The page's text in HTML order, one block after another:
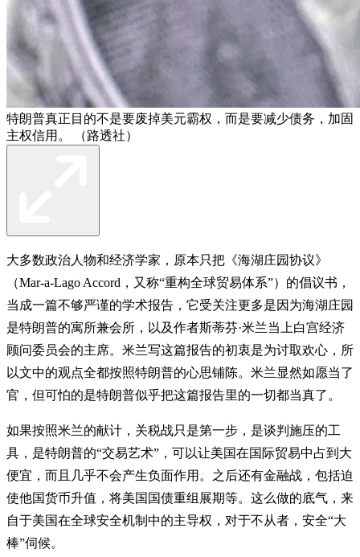
特朗普真正目的不是要废掉美元霸权，而是要减少债务，加固
主权信用。 （路透社）
大多数政治人物和经济学家，原本只把《海湖庄园协议》
（Mar-a-Lago Accord，又称“重构全球贸易体系”）的倡议书，
当成一篇不够严谨的学术报告，它受关注更多是因为海湖庄园
是特朗普的寓所兼会所，以及作者斯蒂芬·米兰当上白宫经济
顾问委员会的主席。米兰写这篇报告的初衷是为讨取欢心，所
以文中的观点全都按照特朗普的心思铺陈。米兰显然如愿当了
官，但可怕的是特朗普似乎把这篇报告里的一切都当真了。
如果按照米兰的献计，关税战只是第一步，是谈判施压的工
具，是特朗普的“交易艺术”，可以让美国在国际贸易中占到大
便宜，而且几乎不会产生负面作用。之后还有金融战，包括迫
使他国货币升值，将美国国债重组展期等。这么做的底气，来
自于美国在全球安全机制中的主导权，对于不从者，安全“大
棒”伺候。